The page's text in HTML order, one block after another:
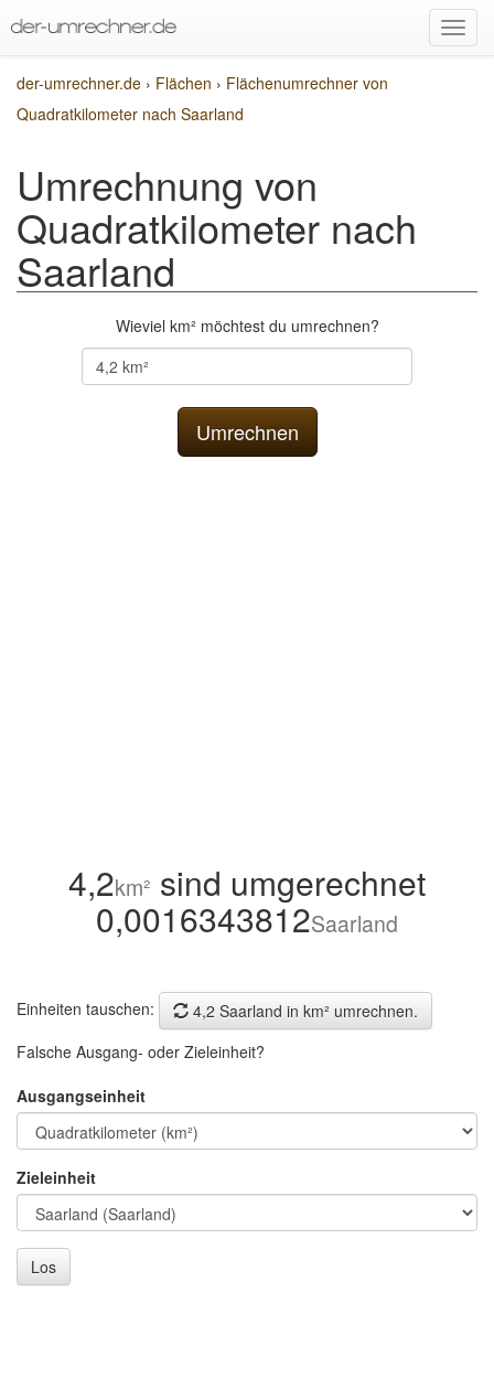
der-umrechner.de › Flächen › Flächenumrechner von
Quadratkilometer nach Saarland
Umrechnung von
Quadratkilometer nach
Saarland
Wieviel km² möchtest du umrechnen?
4,2km² sind umgerechnet
0,0016343812Saarland
Einheiten tauschen:
4,2 Saarland in km² umrechnen.
Falsche Ausgang- oder Zieleinheit?
Ausgangseinheit
Zieleinheit
Los